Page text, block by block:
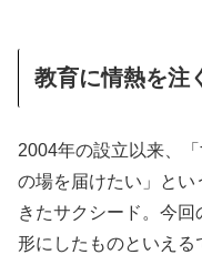
教育に情熱を注
2004年の設立以来、
の場を届けたい」とい
きたサクシード。今
形にしたものといえる